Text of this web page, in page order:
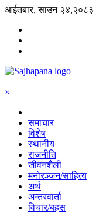
आईतबार, साउन २४,२०८३
×
समाचार
विशेष
स्थानीय
राजनीति
जीवनशैली
मनोरञ्जन/साहित्य
अर्थ
अन्तरवार्ता
विचार/बहस